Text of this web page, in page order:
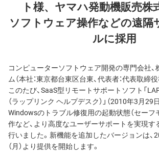
ト様、ヤマハ発動機販売株
ソフトウェア操作などの遠隔
ルに採用
コンピューターソフトウェア開発の専門会社
ム（本社：東京都台東区台東、代表者：代表取
このたび、SaaS型リモートサポートソフト「
（ラップリンク ヘルプデスク）」（2010年3月29
Windowsのトラブル修復用の起動状態（セーフ
作など、より高度なユーザーサポートを実現
行いました。新機能を追加したバージョンは、
（月）より提供を開始します。